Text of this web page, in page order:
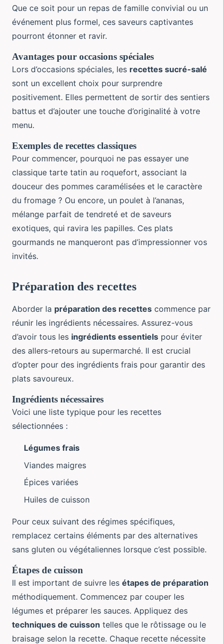
Que ce soit pour un repas de famille convivial ou un
événement plus formel, ces saveurs captivantes
pourront étonner et ravir.
Avantages pour occasions spéciales
Lors d’occasions spéciales, les recettes sucré-salé
sont un excellent choix pour surprendre
positivement. Elles permettent de sortir des sentiers
battus et d’ajouter une touche d’originalité à votre
menu.
Exemples de recettes classiques
Pour commencer, pourquoi ne pas essayer une
classique tarte tatin au roquefort, associant la
douceur des pommes caramélisées et le caractère
du fromage ? Ou encore, un poulet à l’ananas,
mélange parfait de tendreté et de saveurs
exotiques, qui ravira les papilles. Ces plats
gourmands ne manqueront pas d’impressionner vos
invités.
Préparation des recettes
Aborder la préparation des recettes commence par
réunir les ingrédients nécessaires. Assurez-vous
d’avoir tous les ingrédients essentiels pour éviter
des allers-retours au supermarché. Il est crucial
d’opter pour des ingrédients frais pour garantir des
plats savoureux.
Ingrédients nécessaires
Voici une liste typique pour les recettes
sélectionnées :
Légumes frais
Viandes maigres
Épices variées
Huiles de cuisson
Pour ceux suivant des régimes spécifiques,
remplacez certains éléments par des alternatives
sans gluten ou végétaliennes lorsque c’est possible.
Étapes de cuisson
Il est important de suivre les étapes de préparation
méthodiquement. Commencez par couper les
légumes et préparer les sauces. Appliquez des
techniques de cuisson telles que le rôtissage ou le
braisage selon la recette. Chaque recette nécessite